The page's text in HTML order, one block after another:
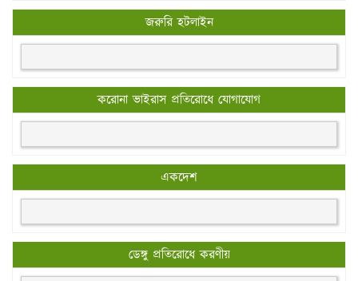
জরুরি হটলাইন
করোনা ভাইরাস প্রতিরোধে যোগাযোগ
একদেশ
ডেঙ্গু প্রতিরোধে করণীয়